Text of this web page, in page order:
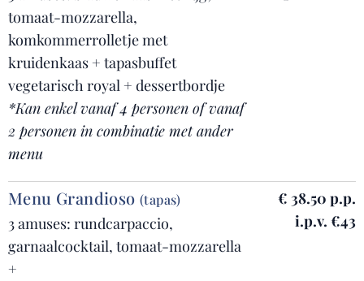
tomaat-mozzarella,
komkommerrolletje met
kruidenkaas + tapasbuffet
vegetarisch royal + dessertbordje
*Kan enkel vanaf 4 personen of vanaf
2 personen in combinatie met ander
menu
Menu Grandioso (tapas)
3 amuses: rundcarpaccio,
garnaalcocktail, tomaat-mozzarella
+
€ 38.50 p.p.
i.p.v. €43